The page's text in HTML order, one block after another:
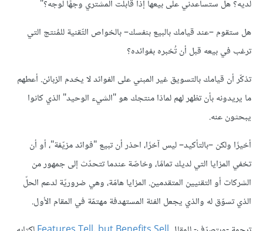
لديه؟ هل ستساعدني على بيعها إذا قابلت المشتري وجهًا لوجه؟"
هل ستقوم –عند قيامك بالبيع بنفسك– بالخواص التّقنية للمُنتج التي
ترغب في بيعه قبل أن تُخبره بفوائده؟
تذكّر أن قيامك بالتسويق غير المبني على الفوائد لا يخدم الزبائن. أعطهم
ما يريدونه بأن تظهر لهم لماذا منتجك هو "الشيء الوحيد" الذي كانوا
يبحثون عنه.
أخيرًا ولكن –بالتأكيد– ليس آخرًا، احذر أن تبيع "فوائد مزيّفة"، أو أن
تخفي المزايا التي لديك تمامًا، وخاصّة عندما تتحدّث إلى جمهور من
الشركات أو التقنيين المتقدمين. المزايا هامّة، وهي ضروريّة لدعم الحلّ
الذي تسوّق له والذي يجعل الفئة المستهدفة مهتمّة في المقام الأول.